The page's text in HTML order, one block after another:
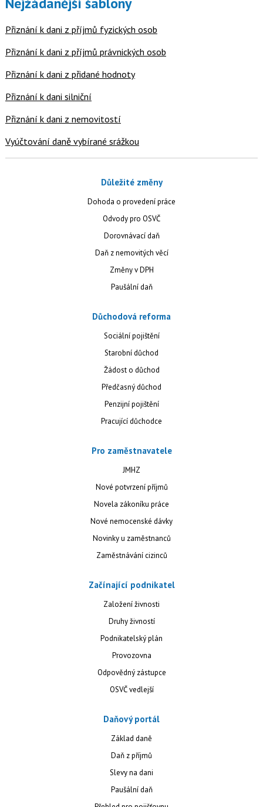
Přiznání k dani z příjmů fyzických osob
Přiznání k dani z příjmů právnických osob
Přiznání k dani z přidané hodnoty
Přiznání k dani silniční
Přiznání k dani z nemovitostí
Vyúčtování daně vybírané srážkou
Důležité změny
Dohoda o provedení práce
Odvody pro OSVČ
Dorovnávací daň
Daň z nemovitých věcí
Změny v DPH
Paušální daň
Důchodová reforma
Sociální pojištění
Starobní důchod
Žádost o důchod
Předčasný důchod
Penzijní pojištění
Pracující důchodce
Pro zaměstnavatele
JMHZ
Nové potvrzení příjmů
Novela zákoníku práce
Nové nemocenské dávky
Novinky u zaměstnanců
Zaměstnávání cizinců
Začínající podnikatel
Založení živnosti
Druhy živností
Podnikatelský plán
Provozovna
Odpovědný zástupce
OSVČ vedlejší
Daňový portál
Základ daně
Daň z příjmů
Slevy na dani
Paušální daň